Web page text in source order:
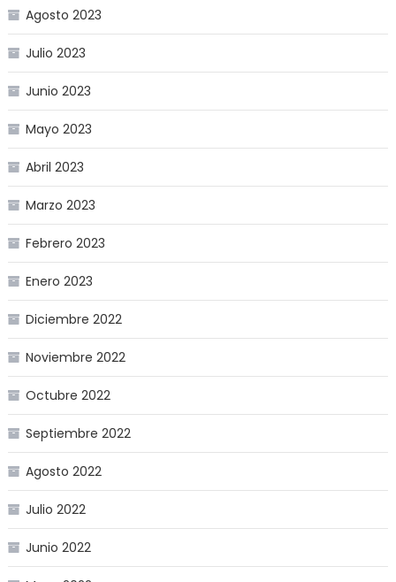
Agosto 2023
Julio 2023
Junio 2023
Mayo 2023
Abril 2023
Marzo 2023
Febrero 2023
Enero 2023
Diciembre 2022
Noviembre 2022
Octubre 2022
Septiembre 2022
Agosto 2022
Julio 2022
Junio 2022